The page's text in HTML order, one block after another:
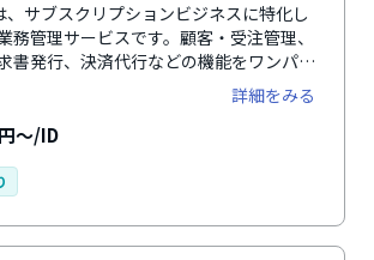
サブスクリプションビジネスに特化し
務管理サービスです。顧客・受注管理、
書発行、決済代行などの機能をワンパッ
、業務の一元化と自動化を実現します。
に対応できるほか、インボイス制度や電
も対応しており、法令遵守を支援しま
取得しているため、安心して利用可能で
詳細をみる
～/ID